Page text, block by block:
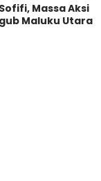
Massa Aksi
Maluku Utara